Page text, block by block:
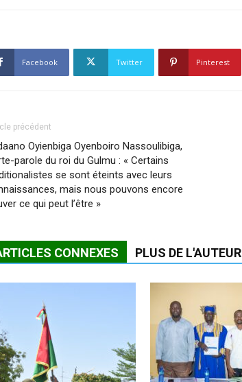
Facebook Twitter Pinterest
précédent
Oyienbiga Oyenboiro Nassoulibiga,
parole du roi du Gulmu : « Certains
se sont éteints avec leurs
mais nous pouvons encore
ce qui peut l’être »
CONNEXES PLUS DE L'AUTEUR